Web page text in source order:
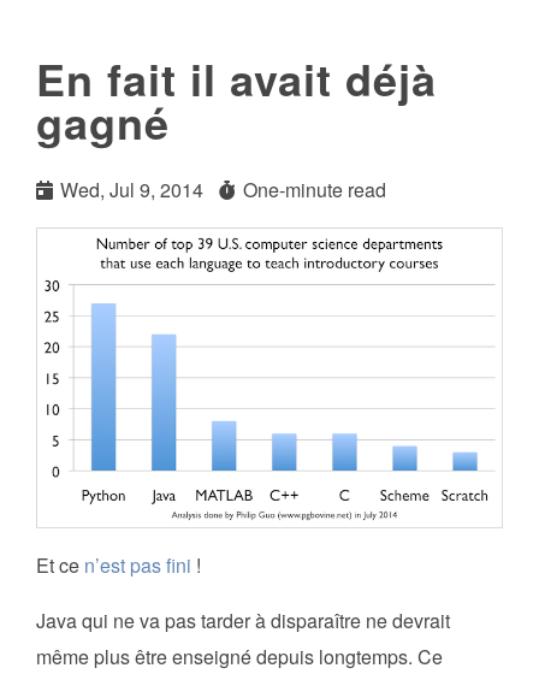
En fait il avait déjà
gagné
Wed, Jul 9, 2014 One-minute read
Et ce n’est pas fini !
Java qui ne va pas tarder à disparaître ne devrait
même plus être enseigné depuis longtemps. Ce